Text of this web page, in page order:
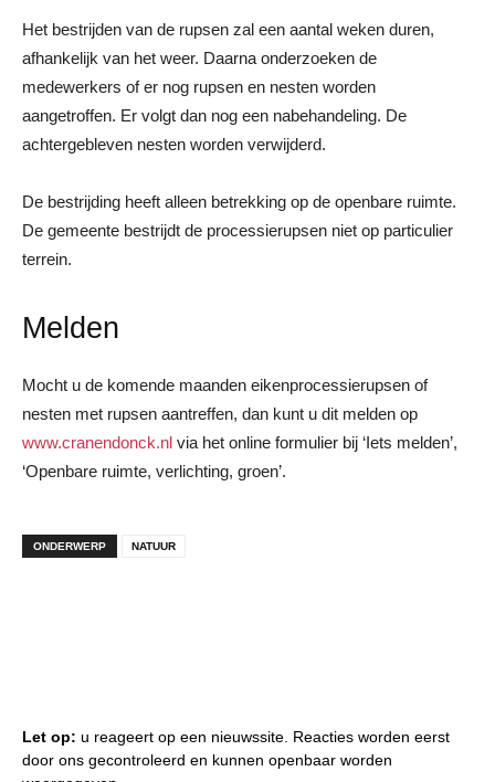
Het bestrijden van de rupsen zal een aantal weken duren,
afhankelijk van het weer. Daarna onderzoeken de
medewerkers of er nog rupsen en nesten worden
aangetroffen. Er volgt dan nog een nabehandeling. De
achtergebleven nesten worden verwijderd.
De bestrijding heeft alleen betrekking op de openbare ruimte.
De gemeente bestrijdt de processierupsen niet op particulier
terrein.
Melden
Mocht u de komende maanden eikenprocessierupsen of
nesten met rupsen aantreffen, dan kunt u dit melden op
www.cranendonck.nl via het online formulier bij ‘Iets melden’,
‘Openbare ruimte, verlichting, groen’.
ONDERWERP NATUUR
Let op: u reageert op een nieuwssite. Reacties worden eerst
door ons gecontroleerd en kunnen openbaar worden